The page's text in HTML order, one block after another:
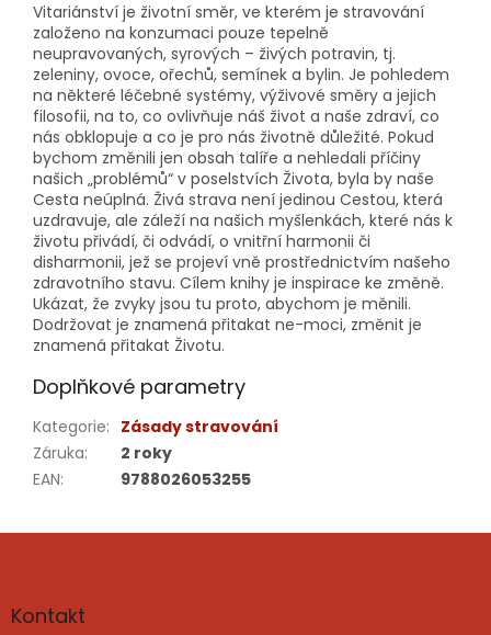
Vitariánství je životní směr, ve kterém je stravování
založeno na konzumaci pouze tepelně
neupravovaných, syrových – živých potravin, tj.
zeleniny, ovoce, ořechů, semínek a bylin. Je pohledem
na některé léčebné systémy, výživové směry a jejich
filosofii, na to, co ovlivňuje náš život a naše zdraví, co
nás obklopuje a co je pro nás životně důležité. Pokud
bychom změnili jen obsah talíře a nehledali příčiny
našich „problémů“ v poselstvích Života, byla by naše
Cesta neúplná. Živá strava není jedinou Cestou, která
uzdravuje, ale záleží na našich myšlenkách, které nás k
životu přivádí, či odvádí, o vnitřní harmonii či
disharmonii, jež se projeví vně prostřednictvím našeho
zdravotního stavu. Cílem knihy je inspirace ke změně.
Ukázat, že zvyky jsou tu proto, abychom je měnili.
Dodržovat je znamená přitakat ne-moci, změnit je
znamená přitakat Životu.
Doplňkové parametry
Kategorie: Zásady stravování
Záruka:
2 roky
EAN: 9788026053255
Z
aKontakt